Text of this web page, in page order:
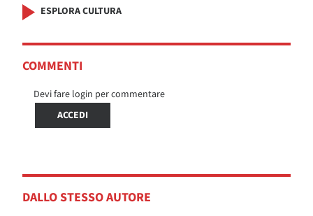
ESPLORA CULTURA
COMMENTI
Devi fare login per commentare
ACCEDI
DALLO STESSO AUTORE